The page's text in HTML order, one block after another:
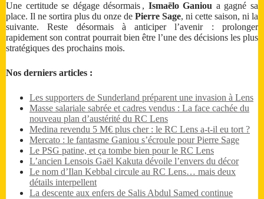
Une certitude se dégage désormais , Ismaëlo Ganiou a gagné sa
place. Il ne sortira plus du onze de Pierre Sage, ni cette saison, ni la
suivante. Reste désormais à anticiper l’avenir : prolonger
rapidement son contrat pourrait bien être l’une des décisions les plus
stratégiques des prochains mois.
Nos derniers articles :
Les supporters de Sunderland préparent une invasion à Lens
Masse salariale sabrée et cadres vendus : La face cachée du
nouveau plan d’austérité du RC Lens
Medina revendu 5 M€ plus cher : le RC Lens a-t-il eu tort ?
Mercato : le fantasme Ganiou s’écroule pour Pierre Sage
Le PSG patine, et ça tombe bien pour le RC Lens
L’ancien Lensois Gaël Kakuta dévoile l’envers du décor
Le nom d’Ilan Kebbal circule au RC Lens… mais deux
détails interpellent
La descente aux enfers de Salis Abdul Samed continue